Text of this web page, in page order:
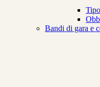
Bandi di gara e